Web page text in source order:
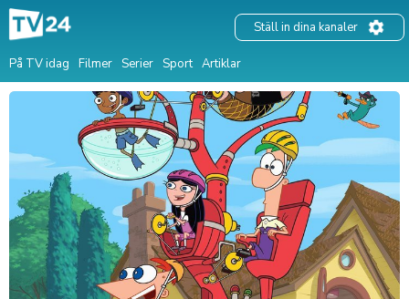
På TV idag Filmer Serier Sport Artiklar
Ställ in dina kanaler